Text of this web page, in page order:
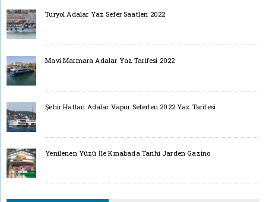
Turyol Adalar Yaz Sefer Saatleri 2022
Mavi Marmara Adalar Yaz Tarifesi 2022
Şehir Hatları Adalar Vapur Seferleri 2022 Yaz Tarifesi
Yenilenen Yüzü İle Kınalıada Tarihi Jarden Gazino